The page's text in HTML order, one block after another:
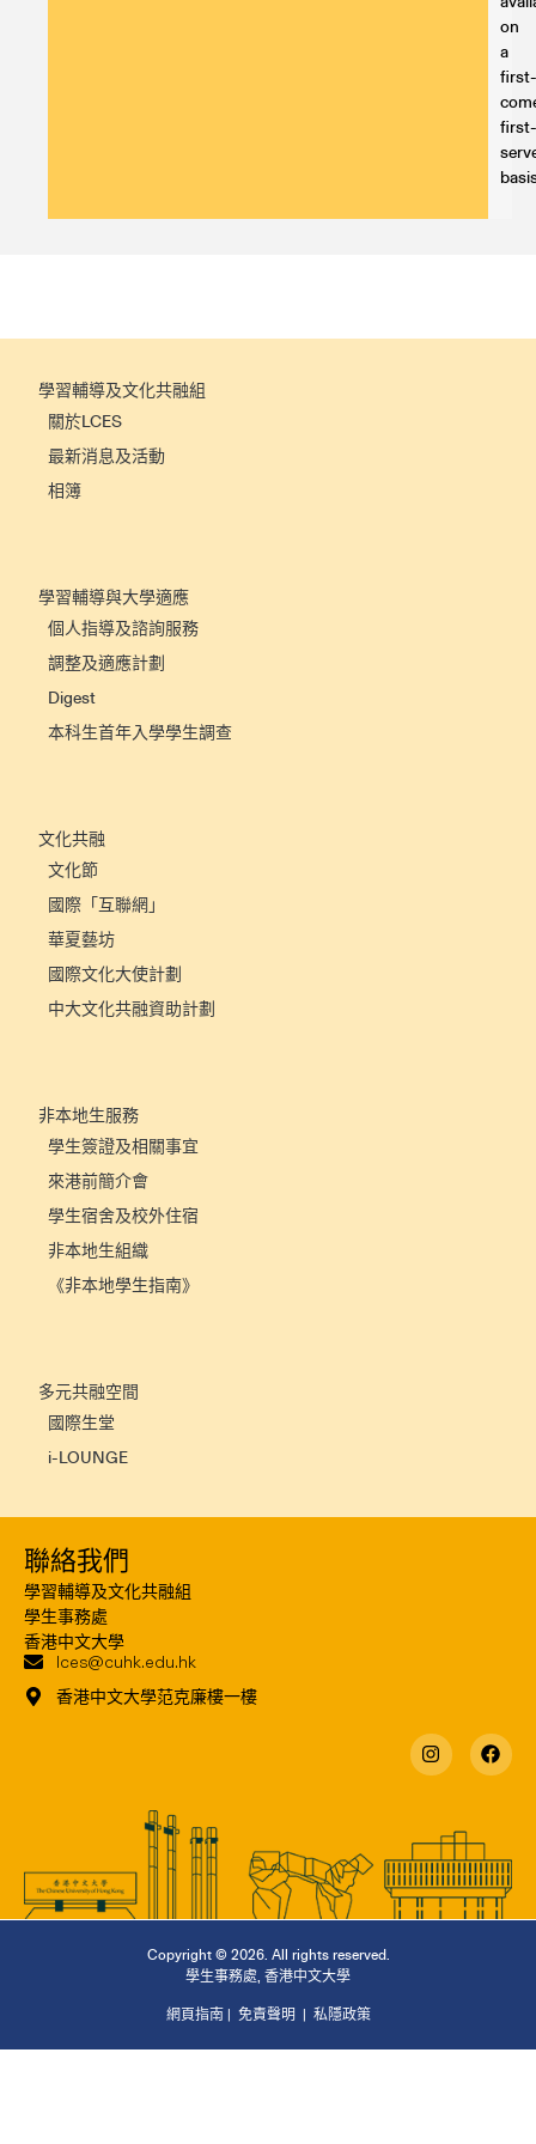
on
a
first-
first-
學習輔導及文化共融組
關於LCES
最新消息及活動
相簿
學習輔導與大學適應
個人指導及諮詢服務
調整及適應計劃
Digest
本科生首年入學學生調查
文化共融
文化節
國際「互聯網」
華夏藝坊
國際文化大使計劃
中大文化共融資助計劃
非本地生服務
學生簽證及相關事宜
來港前簡介會
學生宿舍及校外住宿
非本地生組織
《非本地學生指南》
多元共融空間
國際生堂
i-LOUNGE
聯絡我們
學習輔導及文化共融組
學生事務處
香港中文大學
lces@cuhk.edu.hk
香港中文大學范克廉樓一樓
Copyright © 2026. All rights reserved.
學生事務處, 香港中文大學
網頁指南| 免責聲明 | 私隱政策